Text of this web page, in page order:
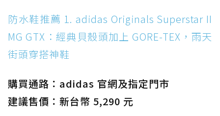
防水鞋推薦 1. adidas Originals Superstar II
MG GTX：經典貝殼頭加上 GORE-TEX，雨天街
頭穿搭神鞋
防水鞋推薦 2. New Balance Hierro v9 GORE-
防水鞋推薦 3. Nike Dunk Low GORE-TEX：
經典 Dunk 輪廓加上防水科技，雨天穿搭帥度不
打折
防水鞋推薦 1. adidas Originals Superstar II
MG GTX：經典貝殼頭加上 GORE-TEX，雨天
街頭穿搭神鞋
購買通路：adidas 官網及指定門市
建議售價：新台幣 5,290 元